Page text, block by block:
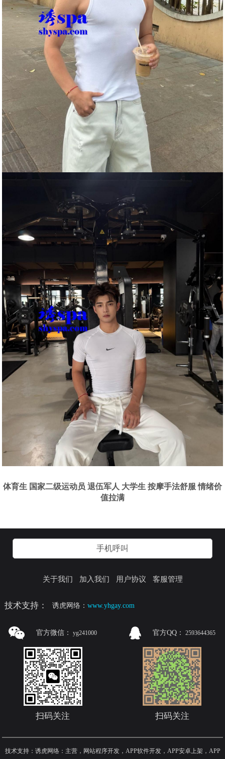
体育生 国家二级运动员 退伍军人 大学生 按摩手法舒服 情绪价
值拉满
手机呼叫
关于我们 加入我们 用户协议 客服管理
技术支持： 诱虎网络：www.yhgay.com
官方微信： yg241000
扫码关注
官方QQ： 2593644365
扫码关注
技术支持：诱虎网络：主营，网站程序开发，APP软件开发，APP安卓上架，APP